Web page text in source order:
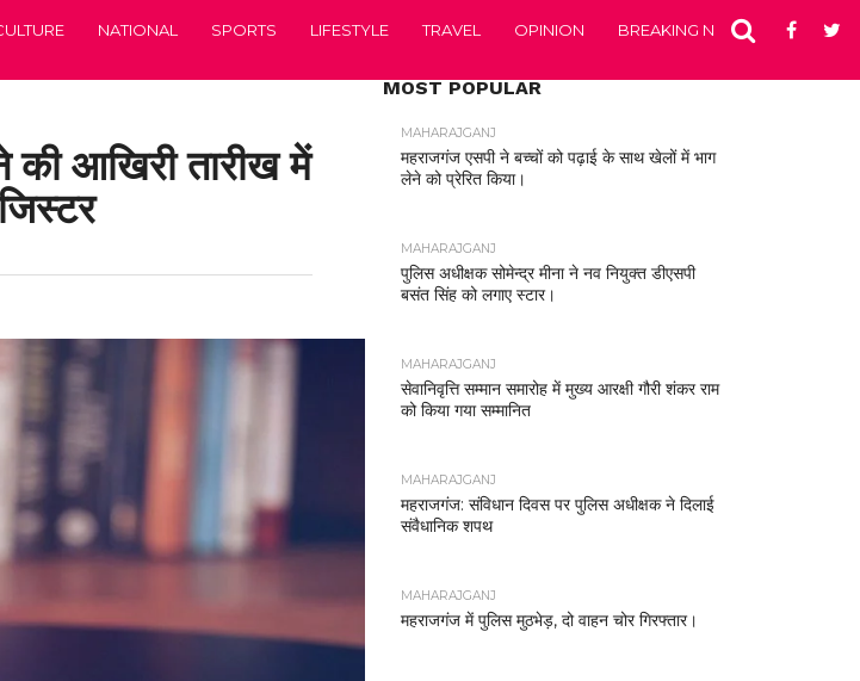
NATIONAL SPORTS LIFESTYLE TRAVEL OPINION BREAKING NEWS
की आखिरी तारीख में
MOST POPULAR
MAHARAJGANJ
महराजगंज एसपी ने बच्चों को पढ़ाई के साथ खेलों में भाग
लेने को प्रेरित किया।
MAHARAJGANJ
पुलिस अधीक्षक सोमेन्द्र मीना ने नव नियुक्त डीएसपी
बसंत सिंह को लगाए स्टार।
MAHARAJGANJ
सेवानिवृत्ति सम्मान समारोह में मुख्य आरक्षी गौरी शंकर राम
को किया गया सम्मानित
MAHARAJGANJ
महराजगंज: संविधान दिवस पर पुलिस अधीक्षक ने दिलाई
संवैधानिक शपथ
MAHARAJGANJ
महराजगंज में पुलिस मुठभेड़, दो वाहन चोर गिरफ्तार।